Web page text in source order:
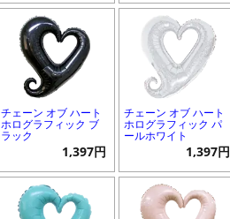
チェーン オブ ハート
ホログラフィック ブ
ラック
1,397円
チェーン オブ ハート
ホログラフィック パ
ールホワイト
1,397円